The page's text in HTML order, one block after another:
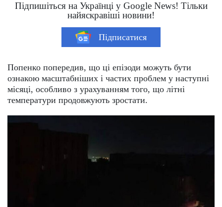
Підпишіться на Українці у Google News! Тільки
найяскравіші новини!
Підписатися
Попенко попередив, що ці епізоди можуть бути
ознакою масштабніших і частих проблем у наступні
місяці, особливо з урахуванням того, що літні
температури продовжують зростати.